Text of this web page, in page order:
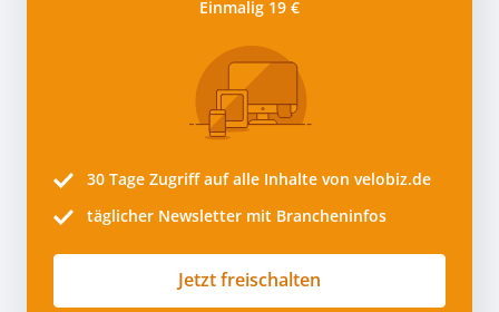
Einmalig 19 €
30 Tage Zugriff auf alle Inhalte von velobiz.de
täglicher Newsletter mit Brancheninfos
Jetzt freischalten